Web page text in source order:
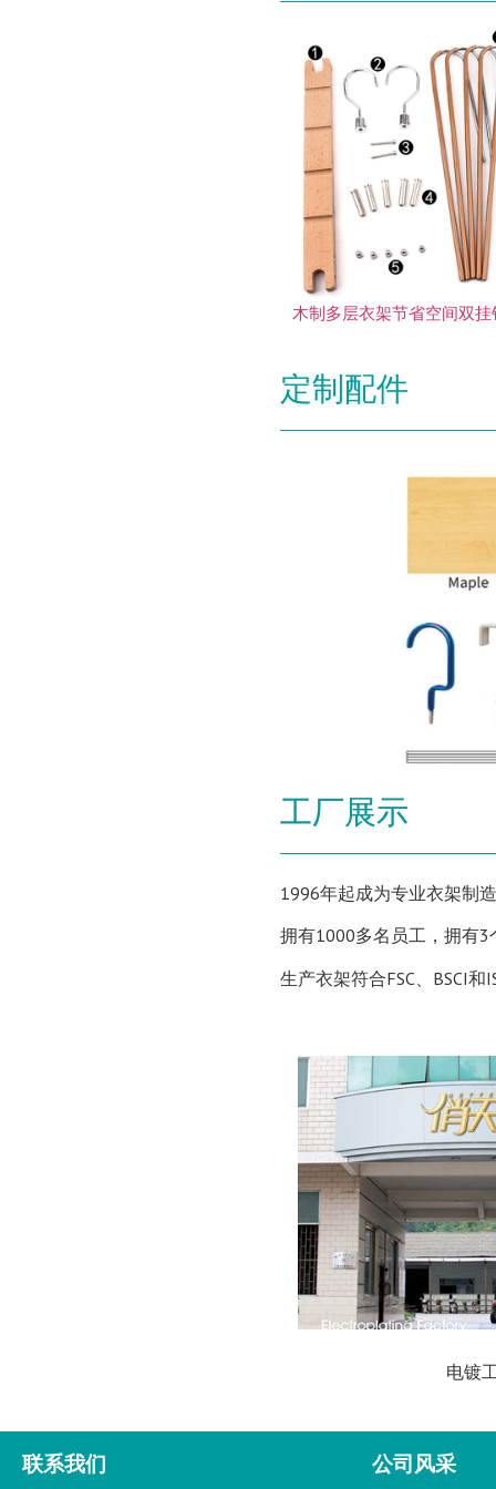
木制多层衣架节省空间双
定制配件
工厂展示
1996年起成为专业衣架制
拥有1000多名员工，拥有3
生产衣架符合FSC、BSCI和
电镀
联系我们 公司风采